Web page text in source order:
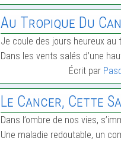
Au Tropique Du
Je coule des jours heureux au
Dans les vents salés d’une
Écrit par
Le Cancer, Cette
Dans l’ombre de nos vies,
Une maladie redoutable, un